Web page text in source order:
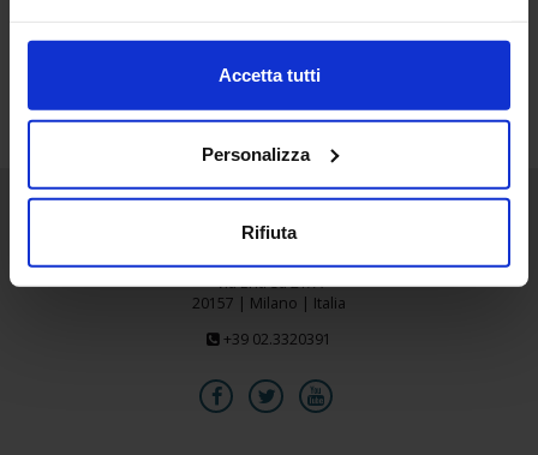
Accetta tutti
Personalizza
Rifiuta
Senaf srl
Via Eritrea 21/A
20157 | Milano | Italia
+39 02.3320391